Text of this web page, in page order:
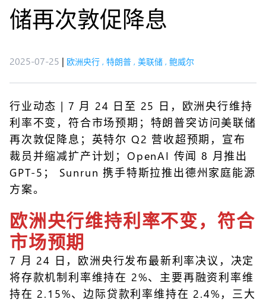
储再次敦促降息
2025-07-25 | 欧洲央行 , 特朗普 , 美联储 , 鲍威尔
行业动态 | 7 月 24 日至 25 日，欧洲央行维持
利率不变，符合市场预期；特朗普突访问美联储
再次敦促降息；英特尔 Q2 营收超预期，宣布
裁员并缩减扩产计划；OpenAI 传闻 8 月推出
GPT-5； Sunrun 携手特斯拉推出德州家庭能源
方案。
欧洲央行维持利率不变，符合
市场预期
7 月 24 日，欧洲央行发布最新利率决议，决定
将存款机制利率维持在 2%、主要再融资利率维
持在 2.15%、边际贷款利率维持在 2.4%，三大